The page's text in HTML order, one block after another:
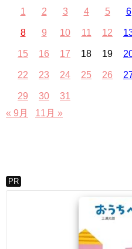
1
2 3 4 5 6
8 9 10 11 12
15 16 17 18 19
22 23 24 25 26
29 30
31
« 9月
11月 »
PR